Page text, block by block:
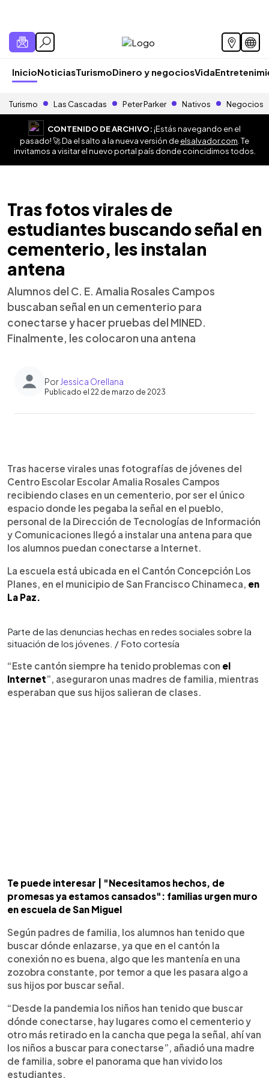
InicioNoticiasTurismoDinero y negociosVida
Turismo Las Cascadas Peter Parker Nativos Negocios
CONTENIDO DE ARCHIVO:¡Estás navegando en el
pasado! 🚀 Da el salto a la nueva versión deelsalvador.com . Te
invitamos a visitar el nuevo portal país donde coincidimos todos.
Tras fotos virales de
estudiantes buscando señal en
cementerio, les instalan
antena
Alumnos del C. E. Amalia Rosales Campos
buscaban señal en un cementerio para
conectarse y hacer pruebas del MINED.
Finalmente, les colocaron una antena
Por Jessica Orellana
Publicado el 22 de marzo de 2023
Escuchar artículo
Tras hacerse virales unas fotografías de jóvenes del
Centro Escolar Escolar Amalia Rosales Campos
recibiendo clases en un cementerio, por ser el único
espacio donde les pegaba la señal en el pueblo,
personal de la Dirección de Tecnologías de Información
y Comunicaciones llegó a instalar una antena para que
los alumnos puedan conectarse a Internet.
La escuela está ubicada en el Cantón Concepción Los
Planes, en el municipio de San Francisco Chinameca, en
La Paz.
Parte de las denuncias hechas en redes sociales sobre la
situación de los jóvenes. / Foto cortesía
“Este cantón siempre ha tenido problemas con el
Internet”, aseguraron unas madres de familia, mientras
esperaban que sus hijos salieran de clases.
Te puede interesar | "Necesitamos hechos, de
promesas ya estamos cansados": familias urgen muro
en escuela de San Miguel
Según padres de familia, los alumnos han tenido que
buscar dónde enlazarse, ya que en el cantón la
conexión no es buena, algo que les mantenía en una
zozobra constante, por temor a que les pasara algo a
sus hijos por buscar señal.
“Desde la pandemia los niños han tenido que buscar
dónde conectarse, hay lugares como el cementerio y
otro más retirado en la cancha que pega la señal, ahí van
los niños a buscar para conectarse”, añadió una madre
de familia, sobre el panorama que han vivido los
estudiantes.